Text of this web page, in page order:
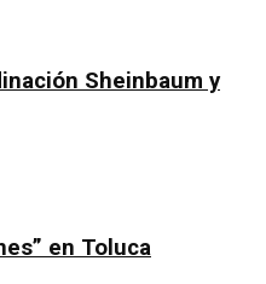
Sheinbaum y
en Toluca